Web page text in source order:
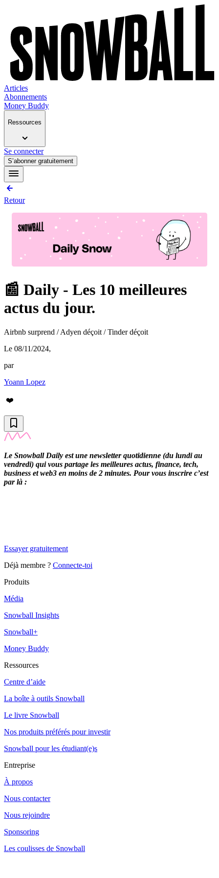
Articles
Abonnements
Money Buddy
Ressources
Se connecter
S’abonner gratuitement
Retour
📰 Daily - Les 10 meilleures
actus du jour.
Airbnb surprend / Adyen déçoit / Tinder déçoit
Le 08/11/2024,
par
Yoann Lopez
❤️
Le Snowball Daily est une newsletter quotidienne (du lundi au
vendredi) qui vous partage les meilleures actus, finance, tech,
business et web3 en moins de 2 minutes. Pour vous inscrire c’est
par là :
Essayer gratuitement
Déjà membre ? Connecte-toi
Produits
Média
Snowball Insights
Snowball+
Money Buddy
Ressources
Centre d’aide
La boîte à outils Snowball
Le livre Snowball
Nos produits préférés pour investir
Snowball pour les étudiant(e)s
Entreprise
À propos
Nous contacter
Nous rejoindre
Sponsoring
Les coulisses de Snowball